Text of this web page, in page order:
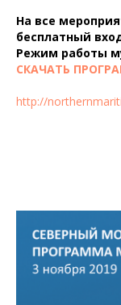
На все
бесплатный
Режим работы
СКАЧАТЬ
http://